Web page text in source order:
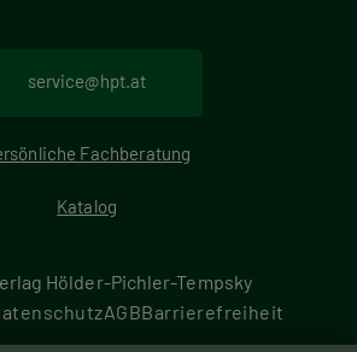
service@hpt.at
Fachberatung
Katalog
Hölder-Pichler-Tempsky
AGBBarrierefreiheit